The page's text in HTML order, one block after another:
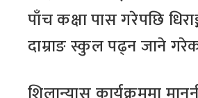
पाँच कक्षा पास गरेपछि
दाम्राङ स्कुल पढ्न जाने